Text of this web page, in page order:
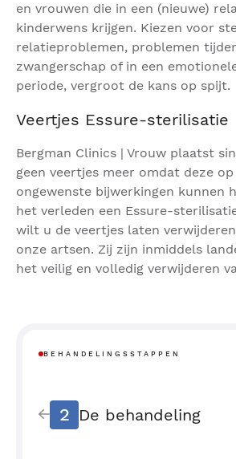
en vrouwen die in een (nieuwe)
kinderwens krijgen. Kiezen voor
relatieproblemen, problemen
zwangerschap of in een
periode, vergroot de kans op spijt.
Veertjes Essure-sterilisatie
Bergman Clinics | Vrouw plaatst
geen veertjes meer omdat deze
ongewenste bijwerkingen kunnen
het verleden een Essure-
wilt u de veertjes laten
onze artsen. Zij zijn inmiddels
het veilig en volledig verwijderen
BEHANDELINGSSTAPPEN
2 De behandeling